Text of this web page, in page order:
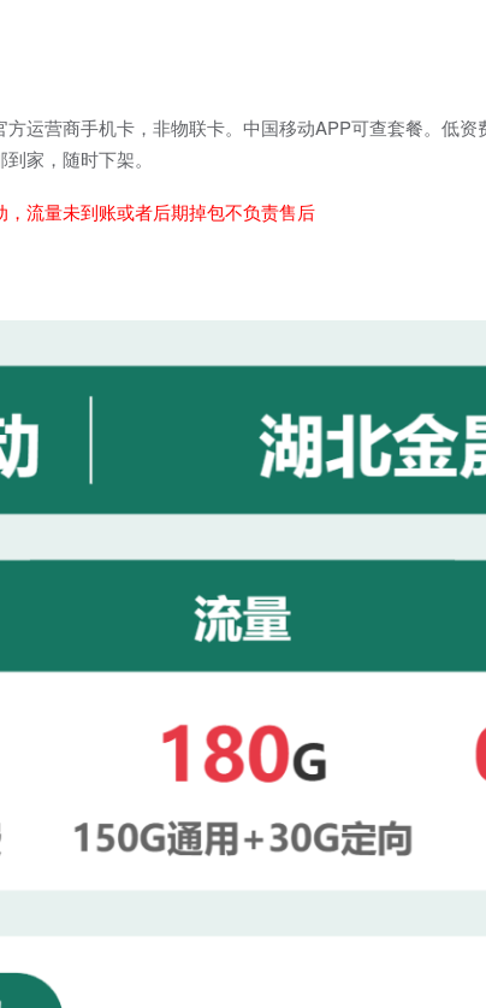
运营商手机卡，非物联卡。中国移动APP可查套餐。低
家，随时下架。
流量未到账或者后期掉包不负责售后